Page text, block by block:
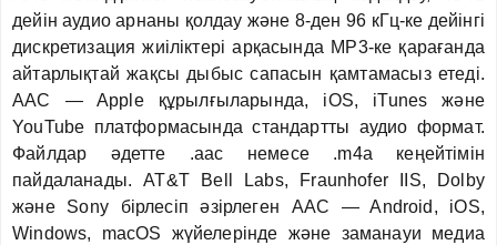
дейін аудио арнаны қолдау және 8-ден 96 кГц-ке дейінгі
дискретизация жиіліктері арқасында MP3-ке қарағанда
айтарлықтай жақсы дыбыс сапасын қамтамасыз етеді.
AAC — Apple құрылғыларында, iOS, iTunes және
YouTube платформасында стандартты аудио формат.
Файлдар әдетте .aac немесе .m4a кеңейтімін
пайдаланады. AT&T Bell Labs, Fraunhofer IIS, Dolby
және Sony бірлесіп әзірлеген AAC — Android, iOS,
Windows, macOS жүйелерінде және заманауи медиа